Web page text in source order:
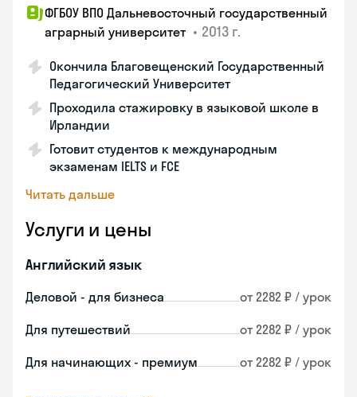
ФГБОУ ВПО Дальневосточный государственный
аграрный университет • 2013 г.
Окончила Благовещенский Государственный
Педагогический Университет
Проходила стажировку в языковой школе в
Ирландии
Готовит студентов к международным
экзаменам IELTS и FCE
Читать дальше
Услуги и цены
Английский язык
Деловой - для бизнеса от 2282 ₽ / урок
Для путешествий от 2282 ₽ / урок
Для начинающих - премиум от 2282 ₽ / урок